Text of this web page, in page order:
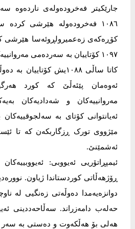
جارێکیتر فەخرودەولەی ناردەوە
١٠٨٦ فەخرودەولە هێرشی
کۆڕەکەی زەعمیرولڕوئەسا هێرشی
١٠٩٧ کۆتاییان بە سەردەمی
کاتا ساڵی ١٠٨٨یش
ئەوەمان پێئەڵێ کە کورد
مەروانییەکان و شەدادیەکان
ئەیانتوانی کۆتای بە
مێژووی تورک ڕزگاربکەن کە تا
ئەشمێنێ.
ئیمپڕاتۆریی ئەیووبی:
ڕۆژھەڵاتی کوردستاندا ژیاون.
دوانزەیەمدا دەوڵەتی زەنگیی لە
ھەلی بۆ ھەڵکەوت و دەستی بە سەر